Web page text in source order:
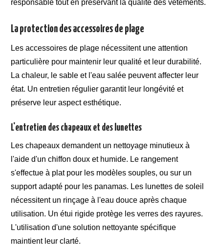
responsable tout en préservant la qualité des vêtements.
La protection des accessoires de plage
Les accessoires de plage nécessitent une attention
particulière pour maintenir leur qualité et leur durabilité.
La chaleur, le sable et l'eau salée peuvent affecter leur
état. Un entretien régulier garantit leur longévité et
préserve leur aspect esthétique.
L'entretien des chapeaux et des lunettes
Les chapeaux demandent un nettoyage minutieux à
l'aide d'un chiffon doux et humide. Le rangement
s'effectue à plat pour les modèles souples, ou sur un
support adapté pour les panamas. Les lunettes de soleil
nécessitent un rinçage à l'eau douce après chaque
utilisation. Un étui rigide protège les verres des rayures.
L'utilisation d'une solution nettoyante spécifique
maintient leur clarté.